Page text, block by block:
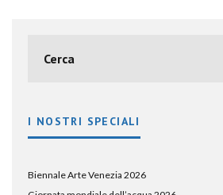
I NOSTRI SPECIALI
Biennale Arte Venezia 2026